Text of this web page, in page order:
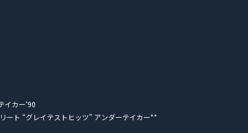
イカー‘90
ート “グレイテストヒッツ” アンダーテイカー**